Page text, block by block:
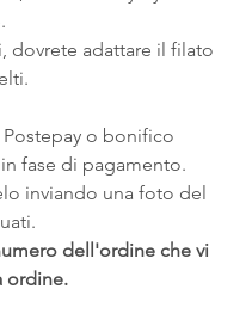
dovrete adattare il filato
o bonifico
fase di pagamento.
inviando una foto del
dell'ordine che vi
ordine.